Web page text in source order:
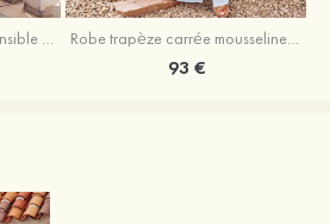
Fourreau carrée satin extensible ras du sol robe de demoiselle d'honneur Robe trapèze carrée mousseline ras du sol robe de demoiselle d'honneur
93 €